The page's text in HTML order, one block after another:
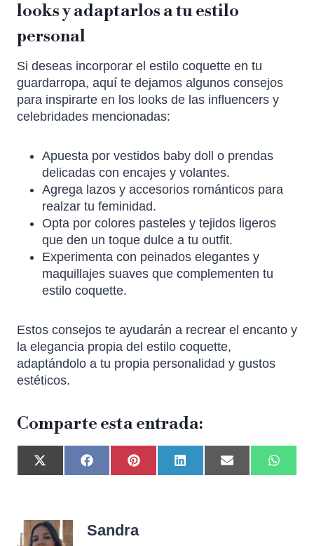
looks y adaptarlos a tu estilo
personal
Si deseas incorporar el estilo coquette en tu
guardarropa, aquí te dejamos algunos consejos
para inspirarte en los looks de las influencers y
celebridades mencionadas:
Apuesta por vestidos baby doll o prendas
delicadas con encajes y volantes.
Agrega lazos y accesorios románticos para
realzar tu feminidad.
Opta por colores pasteles y tejidos ligeros
que den un toque dulce a tu outfit.
Experimenta con peinados elegantes y
maquillajes suaves que complementen tu
estilo coquette.
Estos consejos te ayudarán a recrear el encanto y
la elegancia propia del estilo coquette,
adaptándolo a tu propia personalidad y gustos
estéticos.
Comparte esta entrada:
Sandra